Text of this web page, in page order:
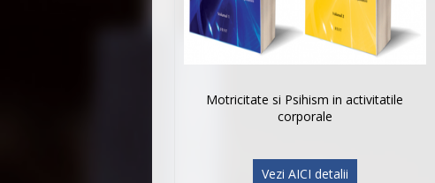
Motricitate si Psihism in activitatile
corporale
Vezi AICI detalii